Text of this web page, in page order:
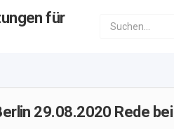
für
29.08.2020 Rede